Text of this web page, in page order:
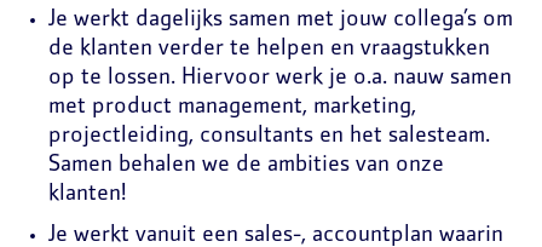
Je werkt dagelijks samen met jouw collega’s om
de klanten verder te helpen en vraagstukken
op te lossen. Hiervoor werk je o.a. nauw samen
met product management, marketing,
projectleiding, consultants en het salesteam.
Samen behalen we de ambities van onze
klanten!
Je werkt vanuit een sales-, accountplan waarin